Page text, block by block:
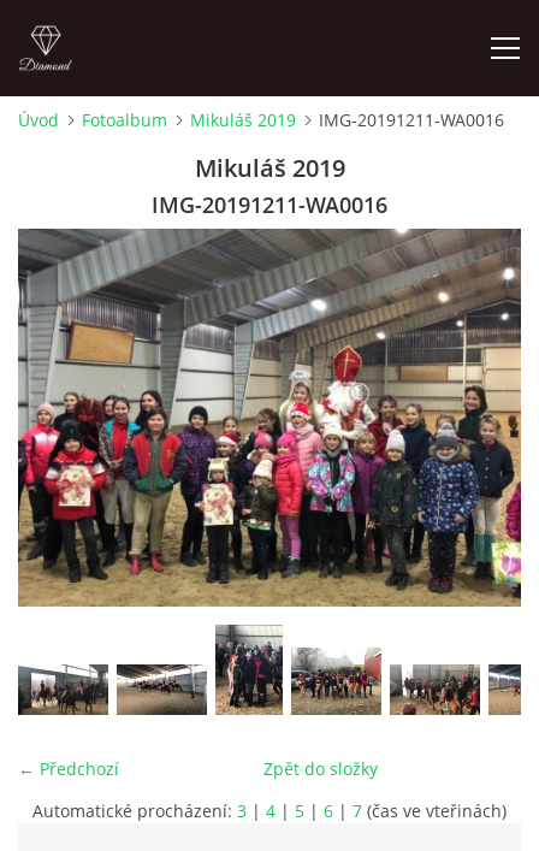
KONTAKT
SLUŽBY
JEŽDĚNÍ PRO VEŘEJNOST
FOTOALBUM
VIDEA
ODKAZY
CENÍK SLUŽEB
Úvod Fotoalbum Mikuláš 2019 IMG-20191211-WA0016
Mikuláš 2019
IMG-20191211-WA0016
← Předchozí
Zpět do složky
Automatické procházení: 3 | 4 | 5 | 6 | 7 (čas ve vteřinách)